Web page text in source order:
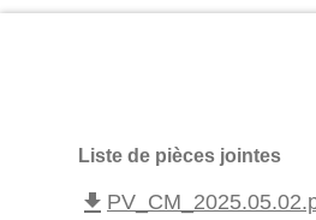
Liste de pièces jointes
file_download